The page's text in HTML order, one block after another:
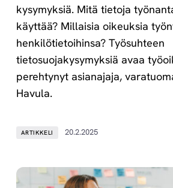
kysymyksiä. Mitä tietoja
käyttää? Millaisia oikeuksia
henkilötietoihinsa? Työsuhteen
tietosuojakysymyksiä avaa
perehtynyt asianajaja,
Havula.
ARTIKKELI 20.2.2025